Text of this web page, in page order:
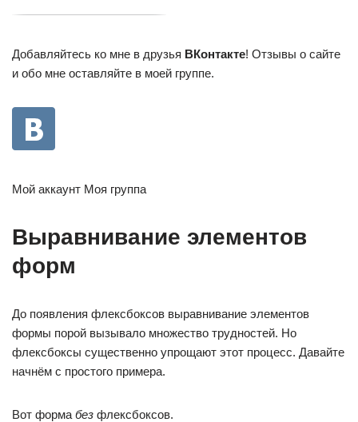
Добавляйтесь ко мне в друзья ВКонтакте! Отзывы о сайте
и обо мне оставляйте в моей группе.
Мой аккаунт Моя группа
Выравнивание элементов
форм
До появления флексбоксов выравнивание элементов
формы порой вызывало множество трудностей. Но
флексбоксы существенно упрощают этот процесс. Давайте
начнём с простого примера.
Вот форма без флексбоксов.